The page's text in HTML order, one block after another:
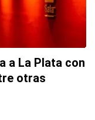
a La Plata con
otras